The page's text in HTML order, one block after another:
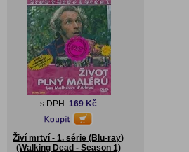
s DPH: 169 Kč
Živí mrtví - 1. série (Blu-ray)
(Walking Dead - Season 1)